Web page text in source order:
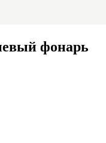
фонарь